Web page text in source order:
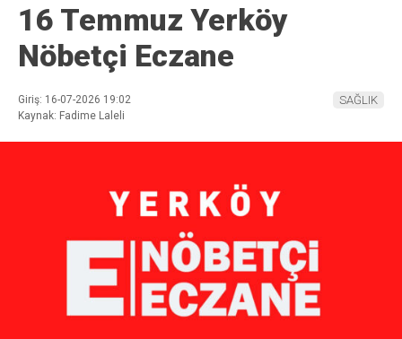
16 Temmuz Yerköy
Nöbetçi Eczane
Giriş: 16-07-2026 19:02
Kaynak: Fadime Laleli
SAĞLIK